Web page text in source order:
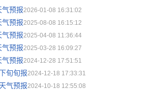
气预报2026-01-08 16:31:02
气预报2025-08-08 16:15:12
气预报2025-04-08 11:36:44
气预报2025-03-28 16:09:27
气预报2024-12-28 17:51:51
旬旬报2024-12-18 17:33:31
气预报2024-10-18 12:55:08